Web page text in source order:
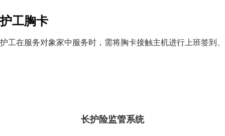
护工胸卡
护工在服务对象家中服务时，需将胸卡接触主机进行上班签到
长护险监管系统